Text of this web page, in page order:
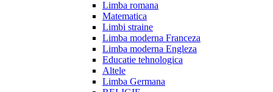
Limba romana
Matematica
Limbi straine
Limba moderna Franceza
Limba moderna Engleza
Educatie tehnologica
Altele
Limba Germana